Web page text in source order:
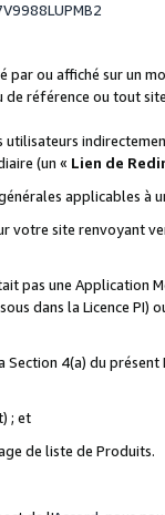
ou affiché sur un
référence ou tout
(un « Lien de
applicables à
site renvoyant
pas une
dans la Licence
4(a) du
; et
de liste de Produits.